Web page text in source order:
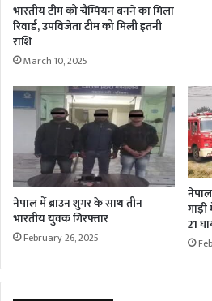
भारतीय टीम को चैम्पियन बनने का मिला
रिवार्ड, उपविजेता टीम को मिली इतनी
राशि
March 10, 2025
नेपाल में ब्राउन शुगर के साथ तीन
भारतीय युवक गिरफ्तार
February 26, 2025
21